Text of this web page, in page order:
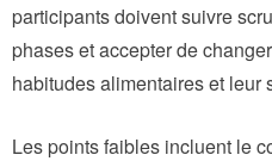
participants doivent suivre
phases et accepter de
habitudes alimentaires et leur
Les points faibles incluent le